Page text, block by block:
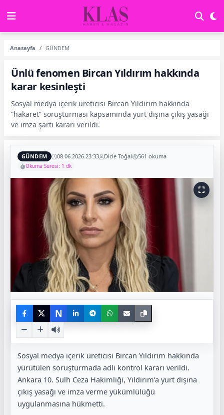
Anasayfa GÜNDEM
Ünlü fenomen Bircan Yıldırım hakkında
karar kesinleşti
Sosyal medya içerik üreticisi Bircan Yıldırım hakkında
“hakaret” soruşturması kapsamında yurt dışına çıkış yasağı
ve imza şartı kararı verildi.
GÜNDEM 08.06.2026 23:33 Dicle Toğal 561 okuma
Okuma Süresi: 1 dk
N
Sosyal medya içerik üreticisi Bircan Yıldırım hakkında
yürütülen soruşturmada adli kontrol kararı verildi.
Ankara 10. Sulh Ceza Hakimliği, Yıldırım’a yurt dışına
çıkış yasağı ve imza verme yükümlülüğü
uygulanmasına hükmetti.